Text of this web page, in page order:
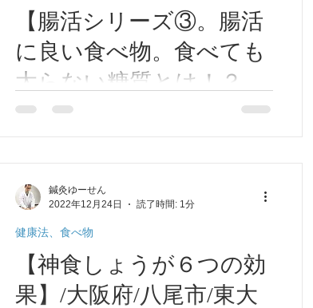
リウマチ【腸活シリーズ③。腸活
に良い食べ物。食べても
太らない糖質とは！？】
大阪府/八尾市/東大阪市/
近鉄八尾/河内山本/高安/
こんにちは！。 今日は腸活のお話です。便
秘解消に良く、食べても太らない糖質につい
食べない方が増えているそうです。いま流行
の「糖質制限ダイエット」ですね。...
【神食しょうが６つの効
果】/大阪府/八尾市/東大
健康法、食べ物
鍼灸ゆーせん
2022年12月24日
読了時間: 1分